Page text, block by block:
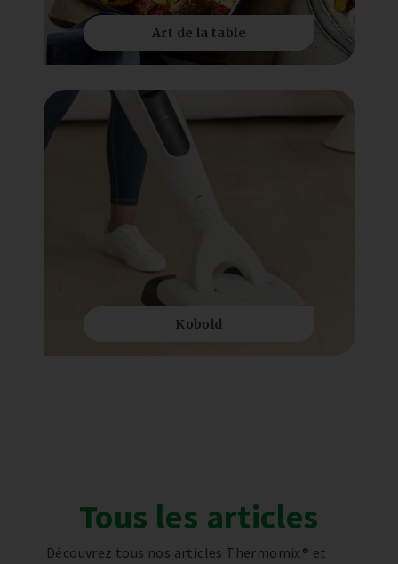
Art de la table
Kobold
Tous les articles
Découvrez tous nos articles Thermomix® et